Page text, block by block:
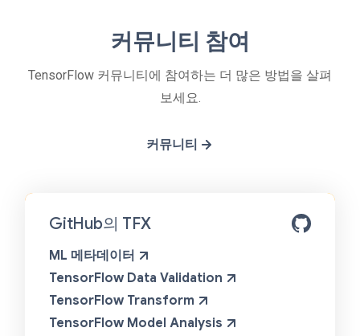
커뮤니티 참여
TensorFlow 커뮤니티에 참여하는 더 많은 방법을 살펴
보세요.
커뮤니티
GitHub의 TFX
ML 메타데이터
TensorFlow Data Validation
TensorFlow Transform
TensorFlow Model Analysis